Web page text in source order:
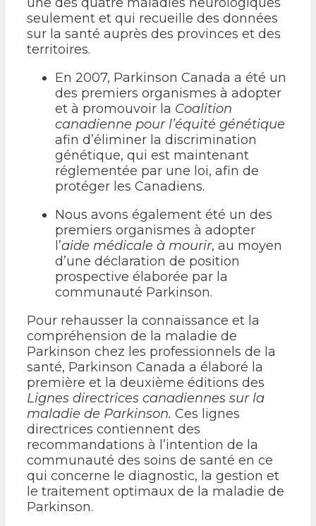
seulement et qui recueille des données
sur la santé auprès des provinces et des
territoires.
En 2007, Parkinson Canada a été un
des premiers organismes à adopter
et à promouvoir la Coalition
canadienne pour l’équité génétique
afin d’éliminer la discrimination
génétique, qui est maintenant
réglementée par une loi, afin de
protéger les Canadiens.
Nous avons également été un des
premiers organismes à adopter
l’aide médicale à mourir, au moyen
d’une déclaration de position
prospective élaborée par la
communauté Parkinson.
Pour rehausser la connaissance et la
compréhension de la maladie de
Parkinson chez les professionnels de la
santé, Parkinson Canada a élaboré la
première et la deuxième éditions des
Lignes directrices canadiennes sur la
maladie de Parkinson. Ces lignes
directrices contiennent des
recommandations à l’intention de la
communauté des soins de santé en ce
qui concerne le diagnostic, la gestion et
le traitement optimaux de la maladie de
Parkinson.